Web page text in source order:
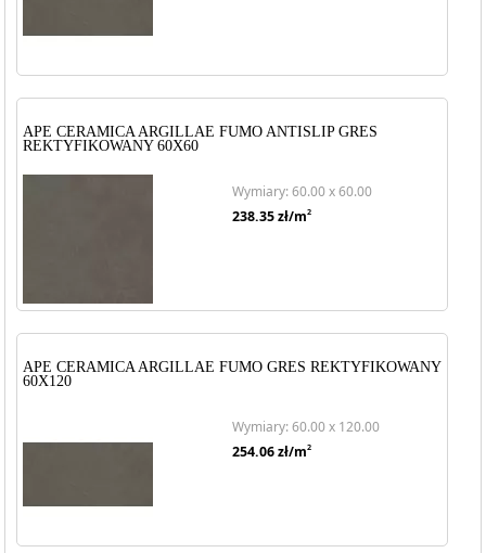
APE CERAMICA ARGILLAE FUMO ANTISLIP GRES
REKTYFIKOWANY 60X60
Wymiary: 60.00 x 60.00
238.35zł/m2
APE CERAMICA ARGILLAE FUMO GRES REKTYFIKOWANY
60X120
Wymiary: 60.00 x 120.00
254.06zł/m2